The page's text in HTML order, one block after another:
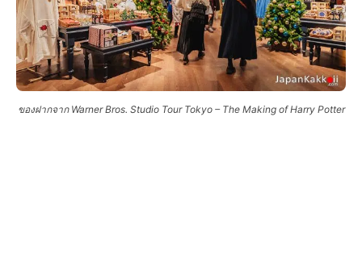
ของฝากจาก Warner Bros. Studio Tour Tokyo – The Making of Harry Potter